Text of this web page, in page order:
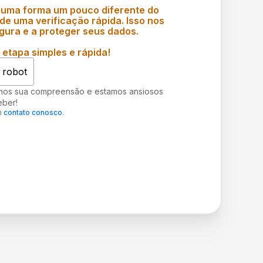
forma um pouco diferente do
uma verificação rápida. Isso nos
e a proteger seus dados.
simples e rápida!
robot
sua compreensão e estamos ansiosos
contato conosco.